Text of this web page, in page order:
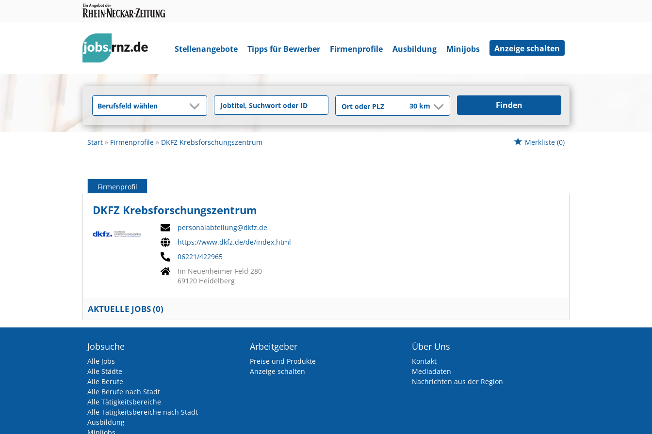
Stellenangebote Tipps für Bewerber Firmenprofile Ausbildung Minijobs Anzeige schalten
Finden
Start Firmenprofile DKFZ Krebsforschungszentrum Merkliste (0)
Firmenprofil
DKFZ Krebsforschungszentrum
personalabteilung@dkfz.de
https://www.dkfz.de/de/index.html
06221/422965
Im Neuenheimer Feld 280
69120 Heidelberg
AKTUELLE JOBS (0)
Jobsuche
Alle Jobs
Alle Städte
Alle Berufe
Alle Berufe nach Stadt
Alle Tätigkeitsbereiche
Alle Tätigkeitsbereiche nach Stadt
Ausbildung
Arbeitgeber
Preise und Produkte
Anzeige schalten
Über Uns
Kontakt
Mediadaten
Nachrichten aus der Region